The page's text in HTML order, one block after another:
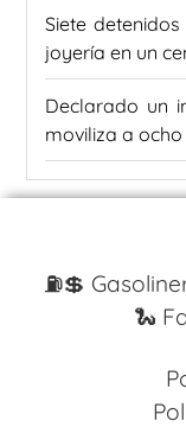
Siete
joyería en un
Declarado un
moviliza a
⛽️💲
🐍